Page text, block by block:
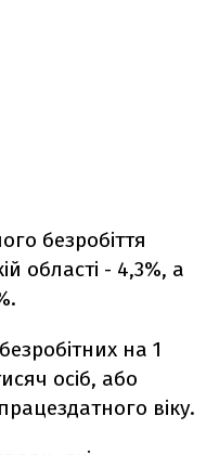
безробіття
області - 4,3%, а
на 1
осіб, або
віку.